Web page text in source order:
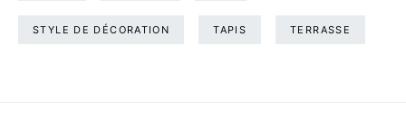
STYLE DE DÉCORATION TAPIS TERRASSE